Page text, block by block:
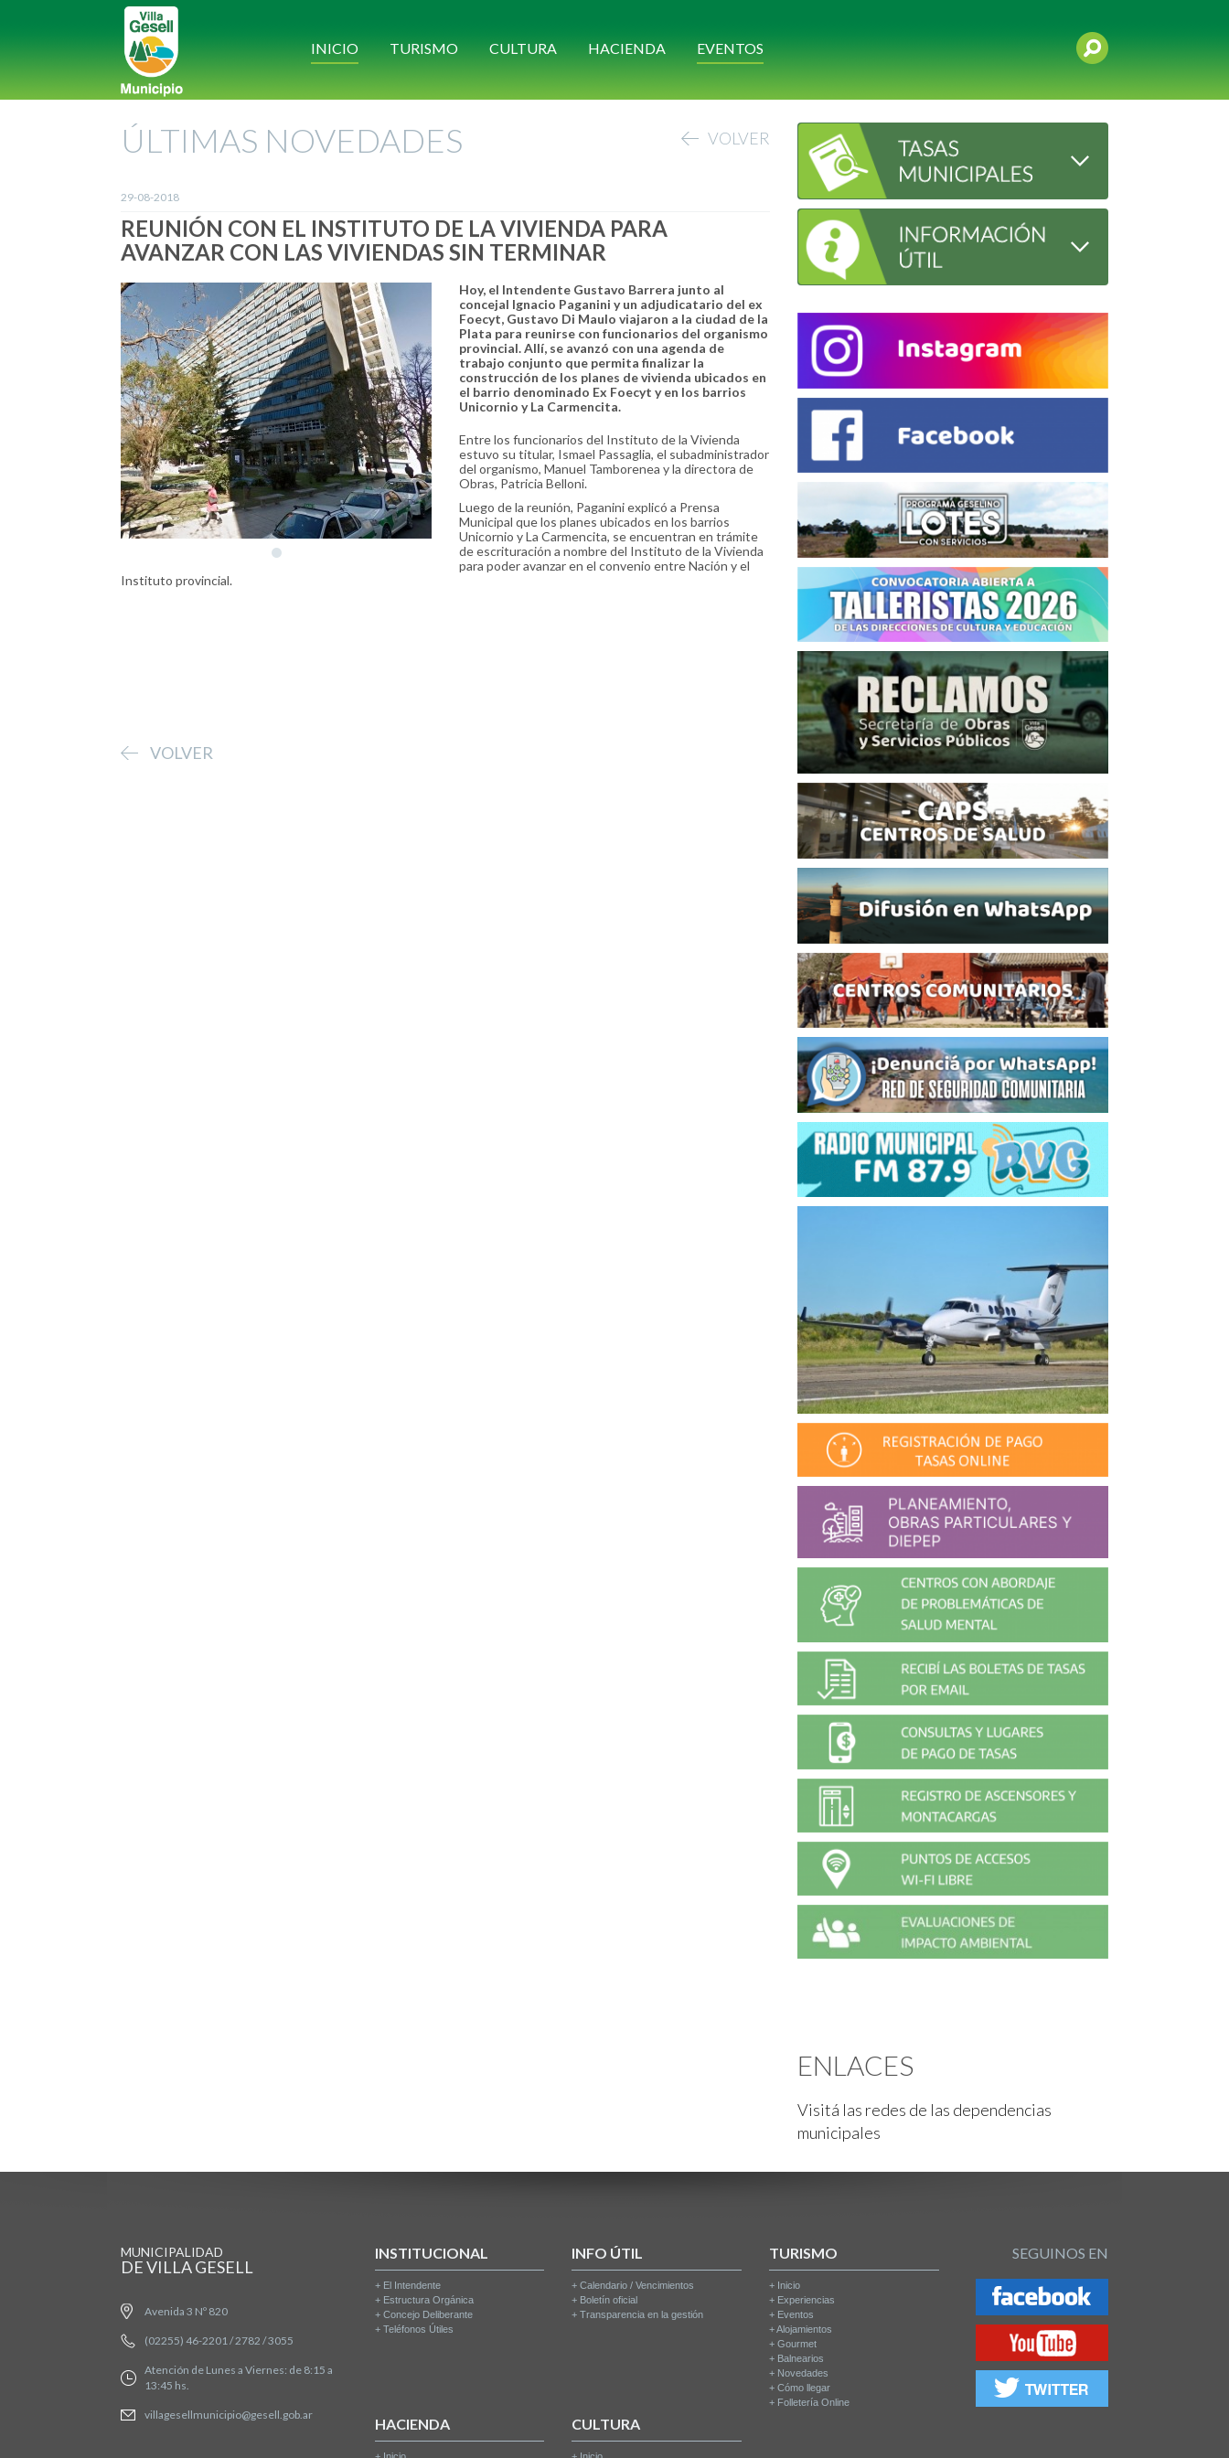
INICIO TURISMO CULTURA HACIENDA EVENTOS
ÚLTIMAS NOVEDADES VOLVER
29-08-2018
REUNIÓN CON EL INSTITUTO DE LA VIVIENDA PARA
AVANZAR CON LAS VIVIENDAS SIN TERMINAR
Hoy, el Intendente Gustavo Barrera junto al
concejal Ignacio Paganini y un adjudicatario del ex
Foecyt, Gustavo Di Maulo viajaron a la ciudad de la
Plata para reunirse con funcionarios del organismo
provincial. Allí, se avanzó con una agenda de
trabajo conjunto que permita finalizar la
construcción de los planes de vivienda ubicados en
el barrio denominado Ex Foecyt y en los barrios
Unicornio y La Carmencita.
Entre los funcionarios del Instituto de la Vivienda
estuvo su titular, Ismael Passaglia, el subadministrador
del organismo, Manuel Tamborenea y la directora de
Obras, Patricia Belloni.
Luego de la reunión, Paganini explicó a Prensa
Municipal que los planes ubicados en los barrios
Unicornio y La Carmencita, se encuentran en trámite
de escrituración a nombre del Instituto de la Vivienda
para poder avanzar en el convenio entre Nación y el
Instituto provincial.
VOLVER
ENLACES
Visitá las redes de las dependencias
municipales
MUNICIPALIDAD
DE VILLA GESELL
Avenida 3 Nº 820
(02255) 46-2201 / 2782 / 3055
Atención de Lunes a Viernes: de 8:15 a
13:45 hs.
villagesellmunicipio@gesell.gob.ar
INSTITUCIONAL
+ El Intendente
+ Estructura Orgánica
+ Concejo Deliberante
+ Teléfonos Útiles
INFO ÚTIL
+Calendario / Vencimientos
+ Boletín oficial
+Transparencia en la gestión
TURISMO
+ Inicio
+ Experiencias
+ Eventos
+Alojamientos
+Gourmet
+ Balnearios
+ Novedades
+Cómo llegar
+ Folletería Online
HACIENDA CULTURA
SEGUINOS EN